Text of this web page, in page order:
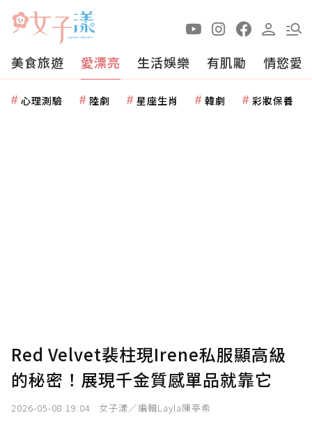
美食旅遊 愛漂亮 生活娛樂 有肌勵 情慾愛
心理測驗 陸劇 星座生肖 韓劇 彩妝保養
Red Velvet裴柱現Irene私服顯高級
的秘密！展現千金質感單品就靠它
2026-05-08 19:04 女子漾／編輯Layla陳亭希